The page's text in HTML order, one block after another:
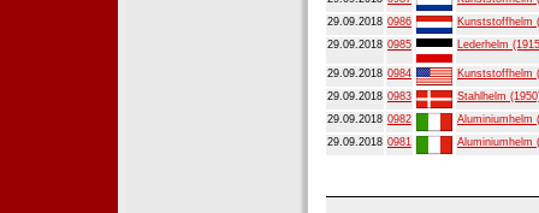
29.09.2018 0986
Kunststoffhelm
29.09.2018 0985 Lederhelm
29.09.2018 0984
Kunststoffhelm
29.09.2018 0983
Stahlhelm
29.09.2018 0982
Aluminiumhelm
29.09.2018 0981 Aluminiumhelm